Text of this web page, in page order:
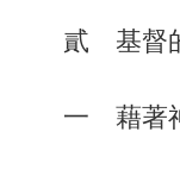
貳 基督
一 藉著